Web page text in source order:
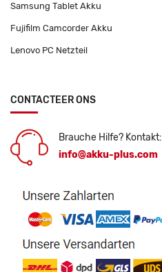
Samsung Tablet Akku
Fujifilm Camcorder Akku
Lenovo PC Netzteil
CONTACTEER ONS
Brauche Hilfe? Kontakt:
info@akku-plus.com